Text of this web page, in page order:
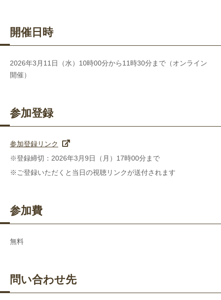
開催日時
2026年3月11日（水）10時00分から11時30分まで（オンライン
開催）
参加登録
参加登録リンク
※登録締切：2026年3月9日（月）17時00分まで
※ご登録いただくと当日の視聴リンクが送付されます
参加費
無料
問い合わせ先